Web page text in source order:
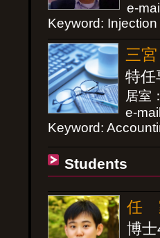
e-
Keyword:
三
特任
居室
e-
Keyword:
Students
任
博